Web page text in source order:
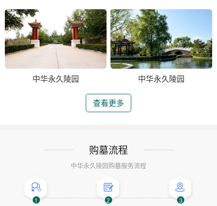
中华永久陵园 中华永久陵园
查看更多
购墓流程
中华永久陵园购墓服务流程
1 2 3